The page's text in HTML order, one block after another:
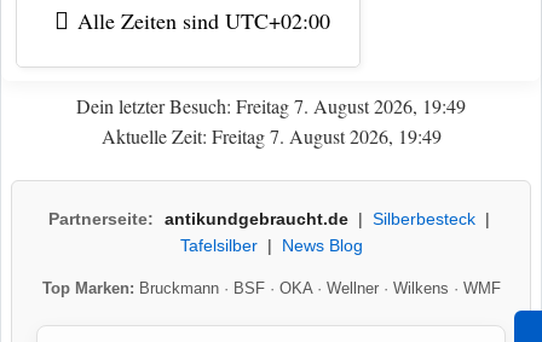
Alle Zeiten sind UTC+02:00
Dein letzter Besuch: Freitag 7. August 2026, 19:49
Aktuelle Zeit: Freitag 7. August 2026, 19:49
Partnerseite: antikundgebraucht.de| Silberbesteck|
Tafelsilber| News Blog
Top Marken: Bruckmann· BSF· OKA· Wellner· Wilkens · WMF